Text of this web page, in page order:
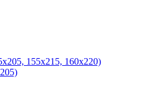
155х215, 160х220)